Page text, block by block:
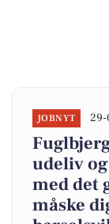
JOBNYT 29-
udeliv
med det
måske